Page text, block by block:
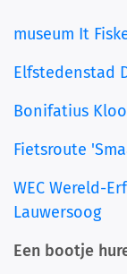
museum It
Elfstedenstad
Bonifatius
Fietsroute
WEC Wereld-
Lauwersoog
Een bootje